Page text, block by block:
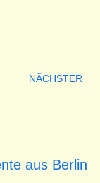
NÄCHSTER
aus Berlin